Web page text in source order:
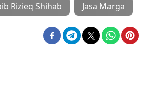
Rizieq Shihab Jasa Marga